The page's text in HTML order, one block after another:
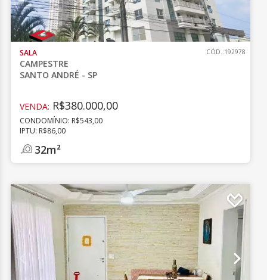
SALA
CAMPESTRE
SANTO ANDRÉ - SP
CÓD.:192978
VENDA: R$380.000,00
CONDOMÍNIO: R$543,00
IPTU: R$86,00
32m²